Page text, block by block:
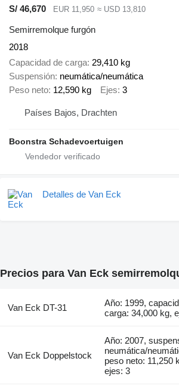
S/ 46,670 EUR 11,950 ≈ USD 13,810
Semirremolque furgón
2018
Capacidad de carga 29,410 kg
Suspensión neumática/neumática
Peso neto 12,590 kg Ejes 3
Países Bajos, Drachten
Boonstra Schadevoertuigen
Detalles de Van Eck
Precios para Van Eck
Van Eck DT-31
Año: 1999,
carga: 34,000 kg,
Van Eck Doppelstock
Año: 2007,
neumática/
peso neto: 11,250
ejes: 3